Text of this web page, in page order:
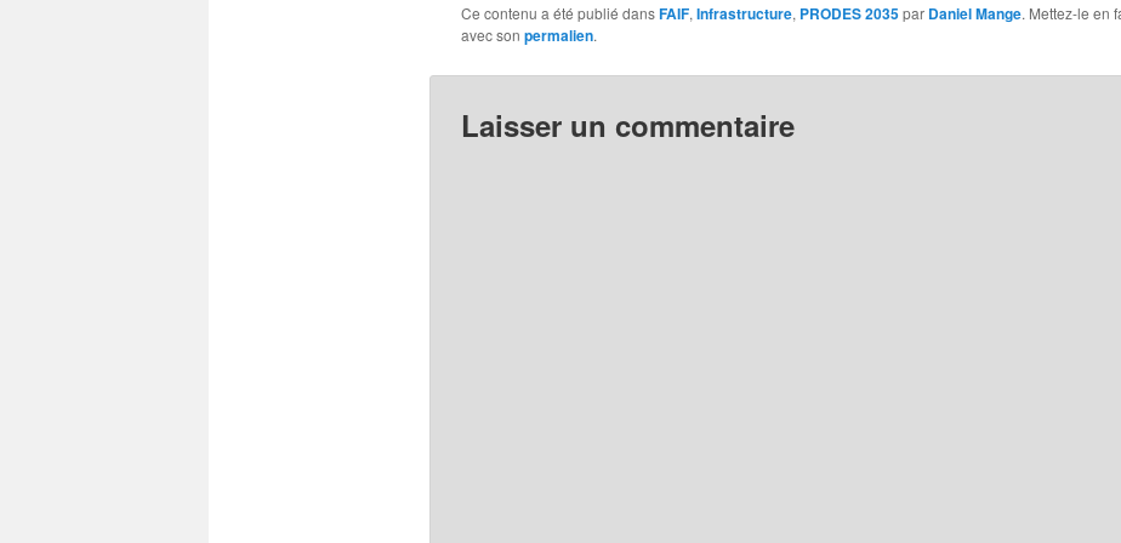
Ce contenu a été publié dansFAIF, Infrastructure, PRODES 2035par Daniel Mange. Mettez-le en
avec son permalien.
Laisser un commentaire